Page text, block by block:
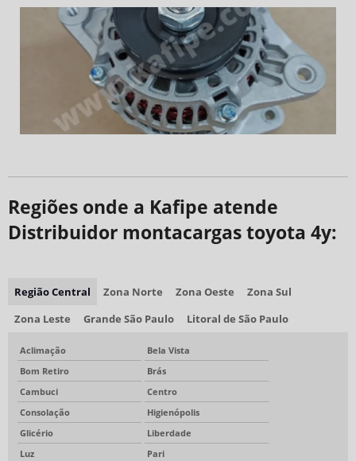
Regiões onde a Kafipe atende
Distribuidor montacargas toyota 4y:
Região Central Zona Norte Zona Oeste
Zona Sul
Zona Leste
Grande São Paulo Litoral de São Paulo
Aclimação
Bela Vista
Bom Retiro
Brás
Cambuci
Centro
Consolação
Higienópolis
Glicério
Liberdade
Luz
Pari